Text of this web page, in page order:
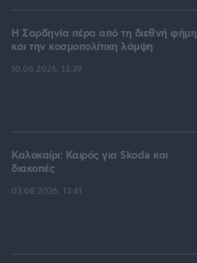
Η Σαρδηνία πέρα από τη διεθνή φήμη
και την κοσμοπολίτικη λάμψη
10.08.2026, 13:39
Καλοκαίρι: Καιρός για Skoda και
διακοπές
03.08.2026, 13:41